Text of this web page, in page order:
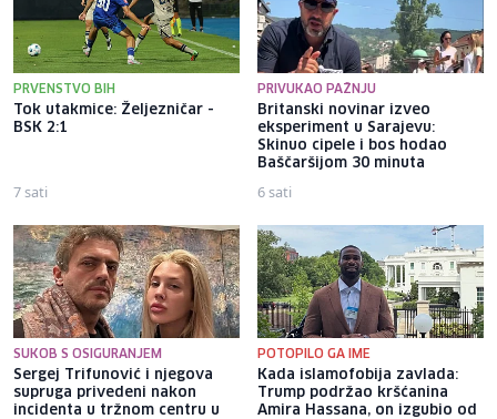
PRVENSTVO BIH
Tok utakmice: Željezničar -
BSK 2:1
7 sati
PRIVUKAO PAŽNJU
Britanski novinar izveo
eksperiment u Sarajevu:
Skinuo cipele i bos hodao
Baščaršijom 30 minuta
6 sati
SUKOB S OSIGURANJEM
Sergej Trifunović i njegova
supruga privedeni nakon
incidenta u tržnom centru u
POTOPILO GA IME
Kada islamofobija zavlada:
Trump podržao kršćanina
Amira Hassana, on izgubio od